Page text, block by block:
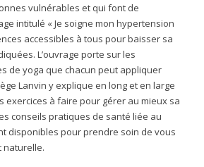
vulnérables et qui font de
intitulé « Je soigne mon hypertension
accessibles à tous pour baisser sa
L’ouvrage porte sur les
de yoga que chacun peut appliquer
Lanvin y explique en long et en large
exercices à faire pour gérer au mieux sa
conseils pratiques de santé liée au
disponibles pour prendre soin de vous
naturelle.